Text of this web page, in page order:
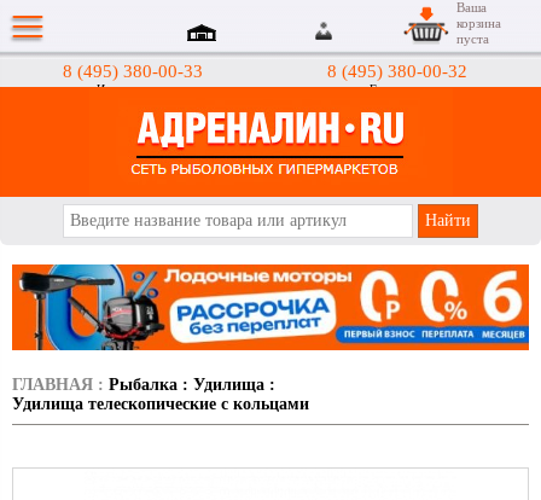
8 (495) 380-00-33
Интернет-магазин
8 (495) 380-00-32
Гипермаркеты
Ваша
корзина
пуста
ГЛАВНАЯ : Рыбалка : Удилища :
Удилища телескопические с кольцами